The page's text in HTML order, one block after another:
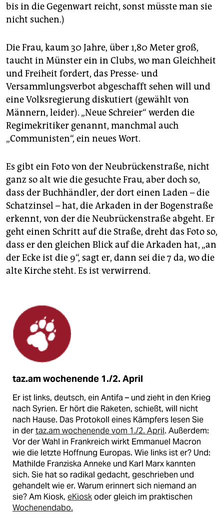
bis in die Gegenwart reicht, sonst müsste man sie
nicht suchen.)
Die Frau, kaum 30 Jahre, über 1,80 Meter groß,
taucht in Münster ein in Clubs, wo man Gleichheit
und Freiheit fordert, das Presse- und
Versammlungsverbot abgeschafft sehen will und
eine Volksregierung diskutiert (gewählt von
Männern, leider). „Neue Schreier“ werden die
Regimekritiker genannt, manchmal auch
„Communisten“, ein neues Wort.
Es gibt ein Foto von der Neubrückenstraße, nicht
ganz so alt wie die gesuchte Frau, aber doch so,
dass der Buchhändler, der dort einen Laden – die
Schatz­insel – hat, die Arkaden in der Bogenstraße
erkennt, von der die Neubrückenstraße abgeht. Er
geht einen Schritt auf die Straße, dreht das Foto so,
dass er den gleichen Blick auf die Arkaden hat, „an
der Ecke ist die 9“, sagt er, dann sei die 7 da, wo die
alte Kirche steht. Es ist verwirrend.
taz.am wochenende 1./2. April
Er ist links, deutsch, ein Antifa – und zieht in den Krieg
nach Syrien. Er hört die Raketen, schießt, will nicht
nach Hause. Das Protokoll eines Kämpfers lesen Sie
in dertaz.am wochenende vom 1./2. April. Außerdem:
Vor der Wahl in Frankreich wirkt Emmanuel Macron
wie die letzte Hoffnung Europas. Wie links ist er? Und:
Mathilde Franziska Anneke und Karl Marx kannten
sich. Sie hat so radikal gedacht, geschrieben und
gehandelt wie er. Warum erinnert sich niemand an
sie? Am Kiosk, eKioskoder gleich im praktischen
Wochenendabo.